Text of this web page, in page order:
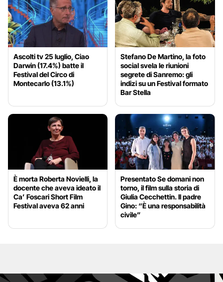
Ascolti tv 25 luglio, Ciao
Darwin (17.4%) batte il
Festival del Circo di
Montecarlo (13.1%)
Stefano De Martino, la foto
social svela le riunioni
segrete di Sanremo: gli
indizi su un Festival formato
Bar Stella
È morta Roberta Novielli, la
docente che aveva ideato il
Ca’ Foscari Short Film
Festival aveva 62 anni
Presentato Se domani non
torno, il film sulla storia di
Giulia Cecchettin. Il padre
Gino: “È una responsabilità
civile”